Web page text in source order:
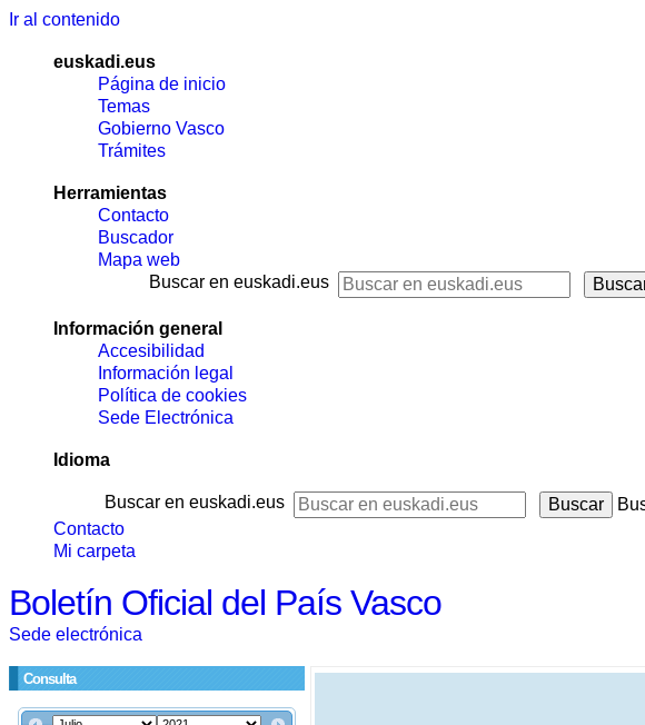
Ir al contenido
euskadi.eus
Página de inicio
Temas
Gobierno Vasco
Trámites
Herramientas
Contacto
Buscador
Mapa web
Buscar en euskadi.eus
Información general
Accesibilidad
Información legal
Política de cookies
Sede Electrónica
Idioma
Buscar en euskadi.eus
Contacto
Mi carpeta
Boletín Oficial del País Vasco
Sede electrónica
Consulta